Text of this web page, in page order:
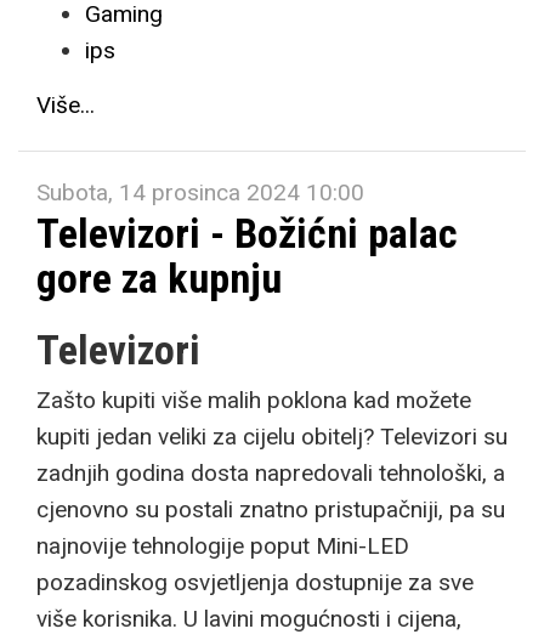
Gaming
ips
Više...
Subota, 14 prosinca 2024 10:00
Televizori - Božićni palac
gore za kupnju
Televizori
Zašto kupiti više malih poklona kad možete
kupiti jedan veliki za cijelu obitelj? Televizori su
zadnjih godina dosta napredovali tehnološki, a
cjenovno su postali znatno pristupačniji, pa su
najnovije tehnologije poput Mini-LED
pozadinskog osvjetljenja dostupnije za sve
više korisnika. U lavini mogućnosti i cijena,